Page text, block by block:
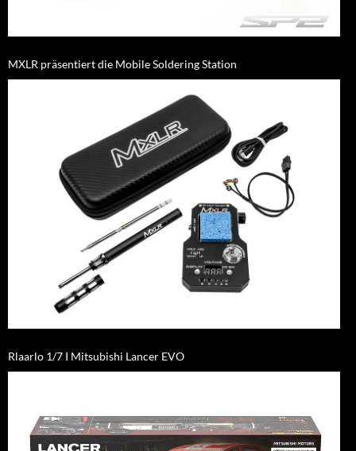
MXLR präsentiert die Mobile Soldering Station
Rlaarlo 1/7 I Mitsubishi Lancer EVO